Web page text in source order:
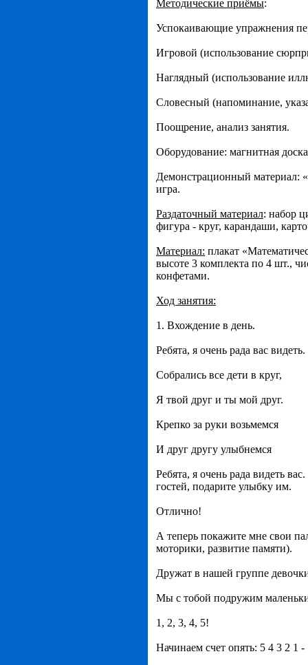
Методические приёмы:
Успокаивающие упражнения
Игровой (использование
Наглядный (использование
Словесный (напоминание,
Поощрение, анализ занятия.
Оборудование: магнитная
Демонстрационный материал:
игра.
Раздаточный материал: набор
фигура - круг, карандаши,
Материал: плакат
высоте 3 комплекта по 4 шт.,
конфетами.
Ход занятия:
1. Вхождение в день.
Ребята, я очень рада вас
Собрались все дети в круг,
Я твой друг и ты мой друг.
Крепко за руки возьмемся
И друг другу улыбнемся
Ребята, я очень рада видеть
гостей, подарите улыбку им.
Отлично!
А теперь покажите мне свои
моторики, развитие памяти).
Дружат в нашей группе
Мы с тобой подружим
1, 2, 3, 4, 5!
Начинаем счет опять: 5 4 3 2 1 -